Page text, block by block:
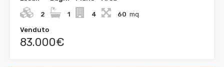
2 1 4 60 mq
Venduto
83.000€